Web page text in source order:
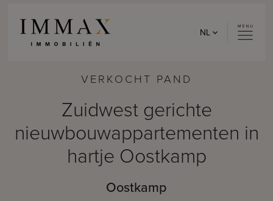
NL
VERKOCHT PAND
Zuidwest gerichte
nieuwbouwappartementen in
hartje Oostkamp
Oostkamp